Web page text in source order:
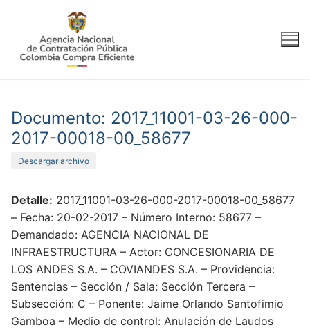
contenido
Documento: 2017_11001-03-26-000-
2017-00018-00_58677
Descargar archivo
Detalle: 2017_11001-03-26-000-2017-00018-00_58677
– Fecha: 20-02-2017 – Número Interno: 58677 –
Demandado: AGENCIA NACIONAL DE
INFRAESTRUCTURA – Actor: CONCESIONARIA DE
LOS ANDES S.A. – COVIANDES S.A. – Providencia:
Sentencias – Sección / Sala: Sección Tercera –
Subsección: C – Ponente: Jaime Orlando Santofimio
Gamboa – Medio de control: Anulación de Laudos